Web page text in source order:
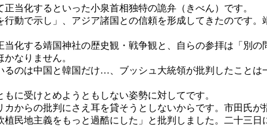
化するといった小泉首相独特の詭弁（きべん）です。
で示し」、アジア諸国との信頼を形成してきたのです
する靖国神社の歴史観・戦争観と、自らの参拝は「別
なりません。
のは中国と韓国だけ…、ブッシュ大統領が批判したことは
に受けとめようともしない姿勢に対してです。
らの批判にさえ耳を貸そうとしないからです。市田氏
民地主義をもっと過酷にした」と批判しました。二十三